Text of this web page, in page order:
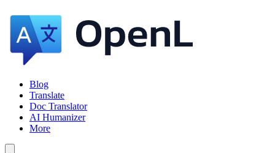
Blog
Translate
Doc Translator
AI Humanizer
More